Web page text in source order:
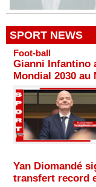
SPORT NEWS
Foot-ball
Gianni Infantino
Mondial 2030 au
Yan Diomandé
transfert record